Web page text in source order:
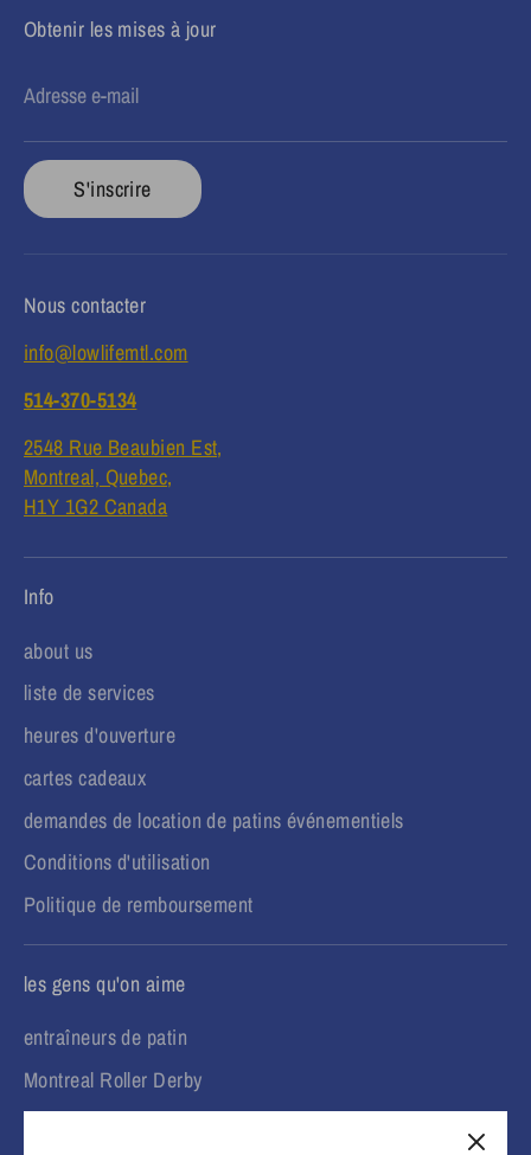
Obtenir les mises à jour
Adresse e-mail
S'inscrire
Nous contacter
info@lowlifemtl.com
514-370-5134
2548 Rue Beaubien Est,
Montreal, Quebec,
H1Y 1G2 Canada
Info
about us
liste de services
heures d'ouverture
cartes cadeaux
demandes de location de patins événementiels
Conditions d'utilisation
Politique de remboursement
les gens qu'on aime
entraîneurs de patin
Montreal Roller Derby